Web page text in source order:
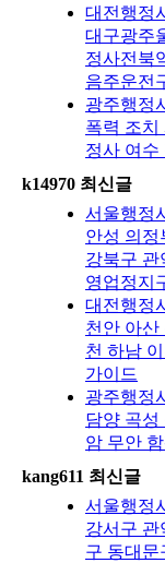
대전행정
대구광주
정사전북
음주운전
광주행정
폭력 조치
정사 여수
k14970 최신글
서울행정
안성 의정
강북구 관
영업정지
대전행정
천안 아산
천 하남
가이드
광주행정
담양 곡성
암 무안
kang611 최신글
서울행정
강서구 관
구 동대문